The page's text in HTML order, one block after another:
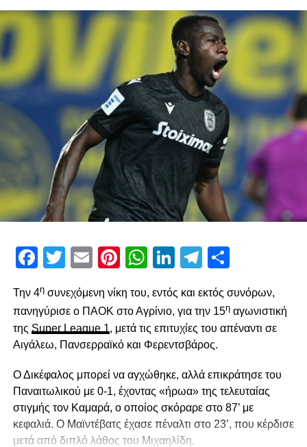
Facebook
Twitter
EmailPinterest
WhatsApp
LinkedIn
Telegram
RELATED TOPICS:
UP NEXT
“Δίκαια πρώτος ο ΠΑΟΚ”
DON'T MISS
«Νιώθω υπέροχα στον ΠΑΟΚ και ξέχασα την…
Ισπανία»
paokrevolution
Facebook
Twitter
EmailPinterest
WhatsApp
LinkedIn
Telegram
Την 4ησυνεχόμενη νίκη του, εντός και εκτός συνόρων,
πανηγύρισε ο ΠΑΟΚ στο Αγρίνιο, για την 15ηαγωνιστική
της Super League 1, μετά τις επιτυχίες του απέναντι σε
Αιγάλεω, Πανσερραϊκό και Φερεντσβάρος.
Ο Δικέφαλος μπορεί να αγχώθηκε, αλλά επικράτησε του
Παναιτωλικού με 0-1, έχοντας «ήρωα» της τελευταίας
στιγμής τον Καμαρά, ο οποίος σκόραρε στο 87’ με
κεφαλιά. Ο Μαϊντέβατς έχασε πέναλτι στο 23’, που κέρδισε
μετά από διπλό λάθος του Μιχαηλίδη.